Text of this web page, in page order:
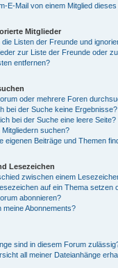
E-Mail von einem Mitglied
Mitglieder
Listen der Freunde und
zur Liste der Freunde oder
entfernen?
oder mehrere Foren
bei der Suche keine Ergebnisse?
bei der Suche eine leere Seite?
suchen?
eigenen Beiträge und Themen
Lesezeichen
zwischen einem
auf ein Thema setzen
abonnieren?
meine Abonnements?
sind in diesem Forum
all meiner Dateianhänge